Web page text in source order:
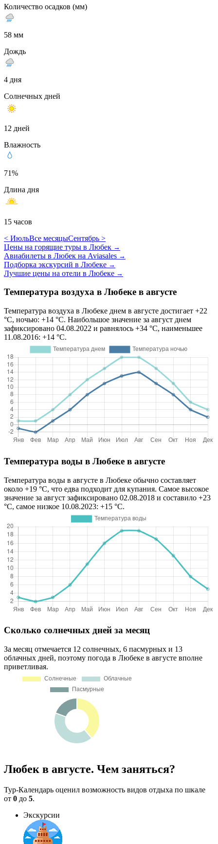
Количество осадков (мм)
58 мм
Дождь
4 дня
Солнечных дней
12 дней
Влажность
71%
Длина дня
15 часов
< ИюльВсе месяцыСентябрь >
Цены на горящие туры в Любек →
Авиабилеты в Любек на Aviasales →
Подборка экскурсий в Любеке →
Лучшие цены на отели в Любеке →
Температура воздуха в Любеке в августе
Температура воздуха в Любеке днем в августе достигает +22
°C, ночью: +14 °C. Наибольшое значение за август днем
зафиксировано 04.08.2022 и равнялось +34 °C, наименьшее
11.08.2016: +14 °C.
Температура воды в Любеке в августе
Температура воды в августе в Любеке обычно составляет
около +19 °C, что едва подходит для купания. Самое высокое
значение за август зафиксировано 02.08.2018 и составило +23
°C, самое низкое 10.08.2023: +15 °C.
Сколько солнечных дней за месяц
За месяц отмечается 12 солнечных, 6 пасмурных и 13
облачных дней, поэтому погода в Любеке в августе вполне
приветливая.
Любек в августе. Чем заняться?
Тур-Календарь оценил возможность видов отдыха по шкале
от 0 до 5.
Экскурсии